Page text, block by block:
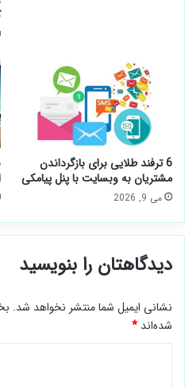
6 ترفند طلایی برای بازگرداندن
مشتریان به وبسایت با پنل پیامکی
می 9, 2026
دیدگاهتان را بنویسید
نشانی ایمیل شما منتشر نخواهد شد.
شده‌اند *